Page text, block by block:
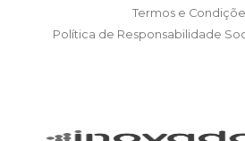
Termos e
Política de Responsabilidade